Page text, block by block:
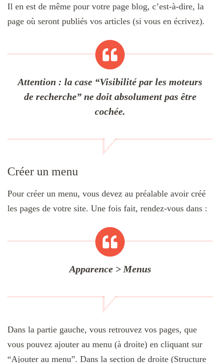
Il en est de même pour votre page blog, c’est-à-dire, la
page où seront publiés vos articles (si vous en écrivez).
Attention : la case “Visibilité par les moteurs
de recherche” ne doit absolument pas être
cochée.
Créer un menu
Pour créer un menu, vous devez au préalable avoir créé
les pages de votre site. Une fois fait, rendez-vous dans :
Apparence > Menus
Dans la partie gauche, vous retrouvez vos pages, que
vous pouvez ajouter au menu (à droite) en cliquant sur
“Ajouter au menu”. Dans la section de droite (Structure